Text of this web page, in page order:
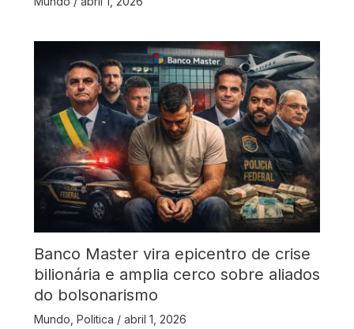
Banco Master vira epicentro de crise
bilionária e amplia cerco sobre aliados
do bolsonarismo
Mundo Politica / abril 1, 2026